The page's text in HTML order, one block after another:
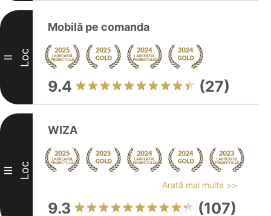
II Loc
Mobilă pe comanda
9.4 (27)
III Loc
WIZA
Arată mai multe >>
9.3 (107)